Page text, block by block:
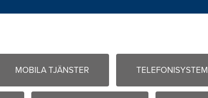
MOBILA TJÄNSTER TELEFONISYSTEM